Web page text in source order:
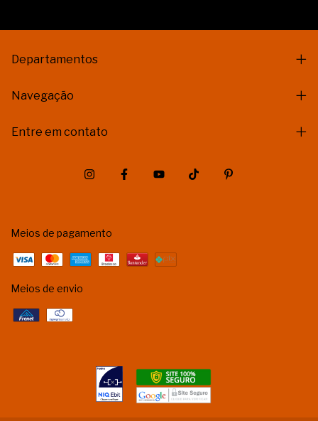
Departamentos
Navegação
Entre em contato
Meios de pagamento
Meios de envio